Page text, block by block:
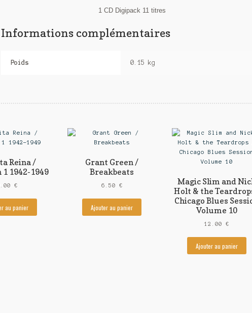
1 CD Digipack 11 titres
Informations complémentaires
Poids 0.15 kg
Reina /
1942-1949
€
au panier
Grant Green /
Breakbeats
6.50 €
Ajouter au panier
Magic Slim and
Holt & the
Chicago Blues
Volume 10
12.00€
Ajouter au panier